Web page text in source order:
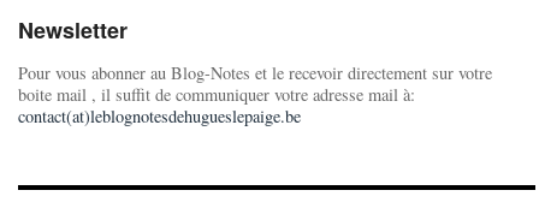
Newsletter
Pour vous abonner au Blog-Notes et le recevoir directement sur votre
boite mail , il suffit de communiquer votre adresse mail à:
contact(at)leblognotesdehugueslepaige.be